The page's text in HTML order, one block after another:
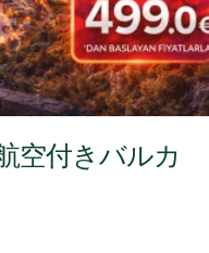
空付きバルカ